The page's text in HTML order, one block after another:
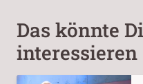
Das könnte
interessieren